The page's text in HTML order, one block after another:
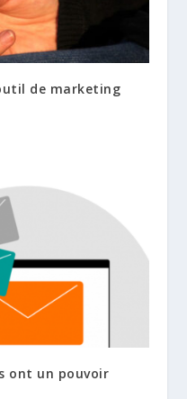
de marketing
ont un pouvoir